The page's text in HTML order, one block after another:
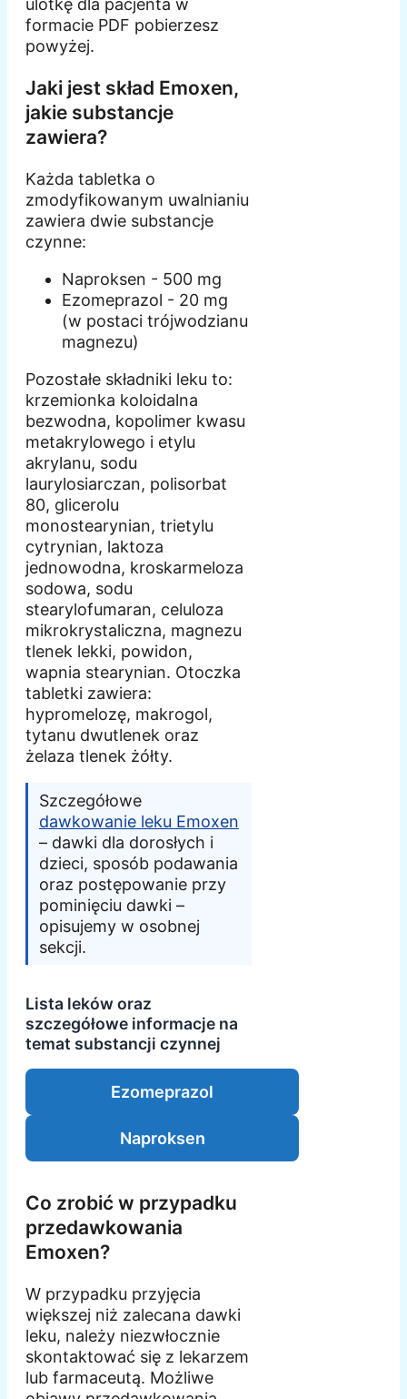
ulotkę dla pacjenta w
formacie PDF pobierzesz
powyżej.
Jaki jest skład Emoxen,
jakie substancje
zawiera?
Każda tabletka o
zmodyfikowanym uwalnianiu
zawiera dwie substancje
czynne:
Naproksen - 500 mg
Ezomeprazol - 20 mg
(w postaci trójwodzianu
magnezu)
Pozostałe składniki leku to:
krzemionka koloidalna
bezwodna, kopolimer kwasu
metakrylowego i etylu
akrylanu, sodu
laurylosiarczan, polisorbat
80, glicerolu
monostearynian, trietylu
cytrynian, laktoza
jednowodna, kroskarmeloza
sodowa, sodu
stearylofumaran, celuloza
mikrokrystaliczna, magnezu
tlenek lekki, powidon,
wapnia stearynian. Otoczka
tabletki zawiera:
hypromelozę, makrogol,
tytanu dwutlenek oraz
żelaza tlenek żółty.
Szczegółowe
dawkowanie leku Emoxen
– dawki dla dorosłych i
dzieci, sposób podawania
oraz postępowanie przy
pominięciu dawki –
opisujemy w osobnej
sekcji.
Lista leków oraz
szczegółowe informacje na
temat substancji czynnej
Ezomeprazol
Naproksen
Co zrobić w przypadku
przedawkowania
Emoxen?
W przypadku przyjęcia
większej niż zalecana dawki
leku, należy niezwłocznie
skontaktować się z lekarzem
lub farmaceutą. Możliwe